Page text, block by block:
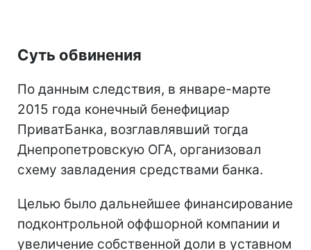
Суть обвинения
По данным следствия, в январе-марте
2015 года конечный бенефициар
ПриватБанка, возглавлявший тогда
Днепропетровскую ОГА, организовал
схему завладения средствами банка.
Целью было дальнейшее финансирование
подконтрольной оффшорной компании и
увеличение собственной доли в уставном